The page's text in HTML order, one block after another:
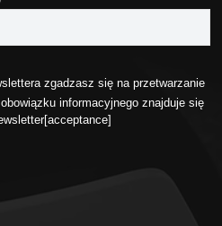
zgadzasz się na przetwarzanie
informacyjnego znajduje się
[acceptance]